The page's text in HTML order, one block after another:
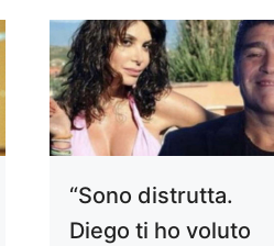
“Sono distrutta.
Diego ti ho voluto